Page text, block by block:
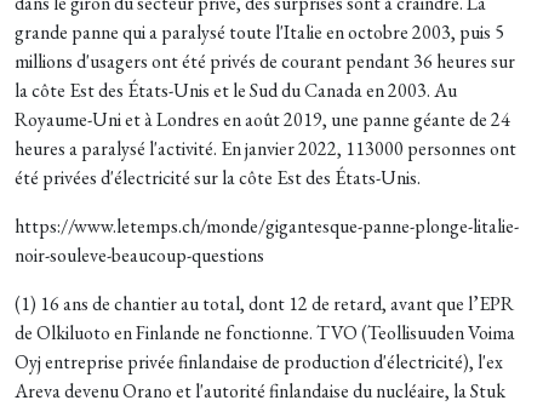
grande panne qui a paralysé toute l'Italie en octobre 2003, puis 5
millions d'usagers ont été privés de courant pendant 36 heures sur
la côte Est des États-Unis et le Sud du Canada en 2003. Au
Royaume-Uni et à Londres en août 2019, une panne géante de 24
heures a paralysé l'activité. En janvier 2022, 113000 personnes ont
été privées d'électricité sur la côte Est des États-Unis.
https://www.letemps.ch/monde/gigantesque-panne-plonge-litalie-
noir-souleve-beaucoup-questions
(1) 16 ans de chantier au total, dont 12 de retard, avant que l’EPR
de Olkiluoto en Finlande ne fonctionne. TVO (Teollisuuden Voima
Oyj entreprise privée finlandaise de production d'électricité), l'ex
Areva devenu Orano et l'autorité finlandaise du nucléaire, la Stuk